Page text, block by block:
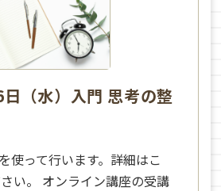
（水）入門 思考の整
使って行います。詳細はこ
い。 オンライン講座の受講